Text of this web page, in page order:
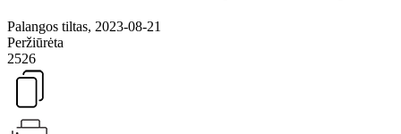
Palangos tiltas, 2023-08-21
Peržiūrėta
2526